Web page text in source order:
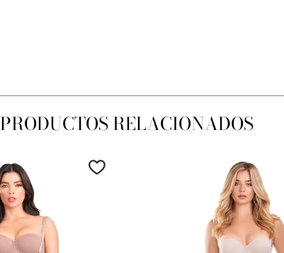
PRODUCTOS RELACIONADOS